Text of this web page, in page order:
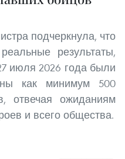
подчеркнула, что
результаты,
июля 2026 года были
как минимум 500
отвечая ожиданиям
и всего общества.